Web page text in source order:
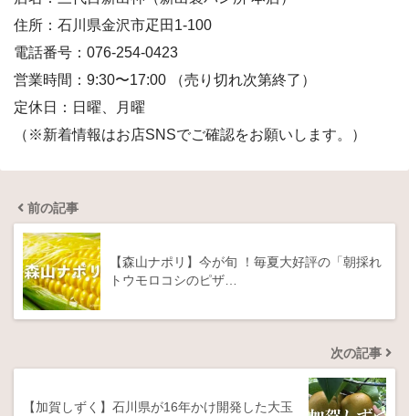
住所：石川県金沢市疋田1-100
電話番号：076-254-0423
営業時間：9:30〜17:00 （売り切れ次第終了）
定休日：日曜、月曜
（※新着情報はお店SNSでご確認をお願いします。）
前の記事
【森山ナポリ】今が旬 ！毎夏大好評の「朝採れ
トウモロコシのピザ…
次の記事
【加賀しずく】石川県が16年かけ開発した大玉